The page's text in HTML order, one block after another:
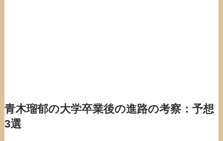
青木瑠郁の大学卒業後の進路の考察：予想
3選